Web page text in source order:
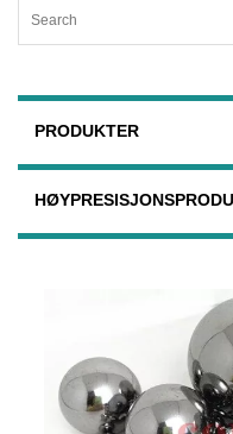
PRODUKTER